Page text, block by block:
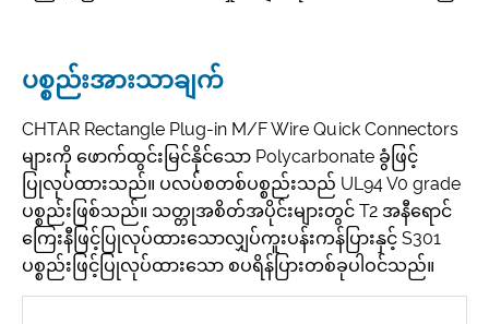
ပစ္စည်းအားသာချက်
CHTAR Rectangle Plug-in M/F Wire Quick Connectors
များကို ဖောက်ထွင်းမြင်နိုင်သော Polycarbonate ခွံဖြင့်
ပြုလုပ်ထားသည်။ ပလပ်စတစ်ပစ္စည်းသည် UL94 V0 grade
ပစ္စည်းဖြစ်သည်။ သတ္တုအစိတ်အပိုင်းများတွင် T2 အနီရောင်
ကြေးနီဖြင့်ပြုလုပ်ထားသောလျှပ်ကူးပန်းကန်ပြားနှင့် S301
ပစ္စည်းဖြင့်ပြုလုပ်ထားသော စပရိန်ပြားတစ်ခုပါဝင်သည်။